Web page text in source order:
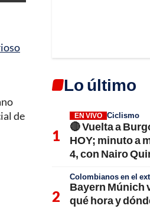
de
Lo último
EN VIVO Ciclismo
🔴 Vuelta a
HOY; minuto a
4, con Nairo
Colombianos en el
Bayern Múnich
qué hora y